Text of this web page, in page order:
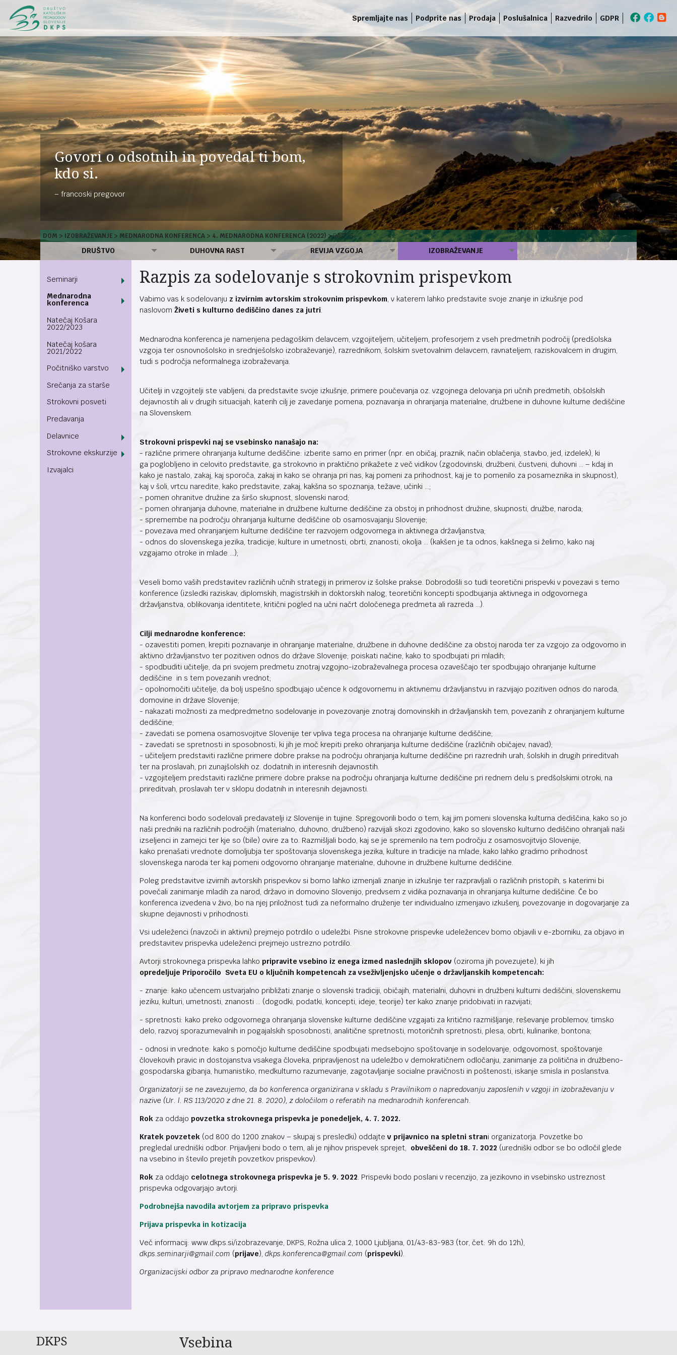
Spremljajte nas Podprite nas Prodaja Poslušalnica Razvedrilo GDPR
Govori o odsotnih in povedal ti bom,
kdo si.
francoski pregovor
DOM IZOBRAŽEVANJE MEDNARODNA KONFERENCA 4. MEDNARODNA KONFERENCA (2022) RAZPIS
DRUŠTVO DUHOVNA RAST REVIJA VZGOJA IZOBRAŽEVANJE
Seminarji
Mednarodna
konferenca
Natečaj Košara
2022/2023
Natečaj košara
2021/2022
Počitniško varstvo
Srečanja za starše
Strokovni posveti
Predavanja
Delavnice
Strokovne ekskurzije
Izvajalci
Razpis za sodelovanje s strokovnim prispevkom
Vabimo vas k sodelovanju z izvirnim avtorskim strokovnim prispevkom, v katerem lahko predstavite svoje znanje in izkušnje pod
naslovomŽiveti s kulturno dediščino danes za jutri.
Mednarodna konferenca je namenjena pedagoškim delavcem, vzgojiteljem, učiteljem, profesorjem z vseh predmetnih področij (predšolska
vzgoja ter osnovnošolsko in srednješolsko izobraževanje), razrednikom, šolskim svetovalnim delavcem, ravnateljem, raziskovalcem in drugim,
tudi s področja neformalnega izobraževanja.
Učitelji in vzgojitelji ste vabljeni, da predstavite svoje izkušnje, primere poučevanja oz. vzgojnega delovanja pri učnih predmetih, obšolskih
dejavnostih ali v drugih situacijah, katerih cilj je zavedanje pomena, poznavanja in ohranjanja materialne, družbene in duhovne kulturne dediščine
na Slovenskem.
Strokovni prispevki naj se vsebinsko nanašajo na:
- različne primere ohranjanja kulturne dediščine: izberite samo en primer (npr. en običaj, praznik, način oblačenja, stavbo, jed, izdelek), ki
ga poglobljeno in celovito predstavite, ga strokovno in praktično prikažete z več vidikov (zgodovinski, družbeni, čustveni, duhovni … – kdaj in
kako je nastalo, zakaj, kaj sporoča, zakaj in kako se ohranja pri nas, kaj pomeni za prihodnost, kaj je to pomenilo za posameznika in skupnost),
kaj v šoli, vrtcu naredite, kako predstavite, zakaj, kakšna so spoznanja, težave, učinki …;
- pomen ohranitve družine za širšo skupnost, slovenski narod;
- pomen ohranjanja duhovne, materialne in družbene kulturne dediščine za obstoj in prihodnost družine, skupnosti, družbe, naroda;
- spremembe na področju ohranjanja kulturne dediščine ob osamosvajanju Slovenije;
- povezava med ohranjanjem kulturne dediščine ter razvojem odgovornega in aktivnega državljanstva;
- odnos do slovenskega jezika, tradicije, kulture in umetnosti, obrti, znanosti, okolja … (kakšen je ta odnos, kakšnega si želimo, kako naj
vzgajamo otroke in mlade …);
Veseli bomo vaših predstavitev različnih učnih strategij in primerov iz šolske prakse. Dobrodošli so tudi teoretični prispevki v povezavi s temo
konference (izsledki raziskav, diplomskih, magistrskih in doktorskih nalog, teoretični koncepti spodbujanja aktivnega in odgovornega
državljanstva, oblikovanja identitete, kritični pogled na učni načrt določenega predmeta ali razreda …).
Cilji mednarodne konference:
- ozavestiti pomen, krepiti poznavanje in ohranjanje materialne, družbene in duhovne dediščine za obstoj naroda ter za vzgojo za odgovorno in
aktivno državljanstvo ter pozitiven odnos do države Slovenije; poiskati načine, kako to spodbujati pri mladih;
- spodbuditi učitelje, da pri svojem predmetu znotraj vzgojno-izobraževalnega procesa ozaveščajo ter spodbujajo ohranjanje kulturne
dediščine in s tem povezanih vrednot;
- opolnomočiti učitelje, da bolj uspešno spodbujajo učence k odgovornemu in aktivnemu državljanstvu in razvijajo pozitiven odnos do naroda,
domovine in države Slovenije;
- nakazati možnosti za medpredmetno sodelovanje in povezovanje znotraj domovinskih in državljanskih tem, povezanih z ohranjanjem kulturne
dediščine;
- zavedati se pomena osamosvojitve Slovenije ter vpliva tega procesa na ohranjanje kulturne dediščine;
- zavedati se spretnosti in sposobnosti, ki jih je moč krepiti preko ohranjanja kulturne dediščine (različnih običajev, navad);
- učiteljem predstaviti različne primere dobre prakse na področju ohranjanja kulturne dediščine pri razrednih urah, šolskih in drugih prireditvah
ter na proslavah, pri zunajšolskih oz. dodatnih in interesnih dejavnostih.
- vzgojiteljem predstaviti različne primere dobre prakse na področju ohranjanja kulturne dediščine pri rednem delu s predšolskimi otroki, na
prireditvah, proslavah ter v sklopu dodatnih in interesnih dejavnosti.
Na konferenci bodo sodelovali predavatelji iz Slovenije in tujine. Spregovorili bodo o tem, kaj jim pomeni slovenska kulturna dediščina, kako so jo
naši predniki na različnih področjih (materialno, duhovno, družbeno) razvijali skozi zgodovino, kako so slovensko kulturno dediščino ohranjali naši
izseljenci in zamejci ter kje so (bile) ovire za to. Razmišljali bodo, kaj se je spremenilo na tem področju z osamosvojitvijo Slovenije,
kako prenašati vrednote domoljubja ter spoštovanja slovenskega jezika, kulture in tradicije na mlade, kako lahko gradimo prihodnost
slovenskega naroda ter kaj pomeni odgovorno ohranjanje materialne, duhovne in družbene kulturne dediščine.
Poleg predstavitve izvirnih avtorskih prispevkov si bomo lahko izmenjali znanje in izkušnje ter razpravljali o različnih pristopih, s katerimi bi
povečali zanimanje mladih za narod, državo in domovino Slovenijo, predvsem z vidika poznavanja in ohranjanja kulturne dediščine. Če bo
konferenca izvedena v živo, bo na njej priložnost tudi za neformalno druženje ter individualno izmenjavo izkušenj, povezovanje in dogovarjanje za
skupne dejavnosti v prihodnosti.
Vsi udeleženci (navzoči in aktivni) prejmejo potrdilo o udeležbi. Pisne strokovne prispevke udeležencev bomo objavili v e-zborniku, za objavo in
predstavitev prispevka udeleženci prejmejo ustrezno potrdilo.
Avtorji strokovnega prispevka lahko pripravite vsebino iz enega izmed naslednjih sklopov (oziroma jih povezujete), ki jih
opredeljuje Priporočilo Sveta EU o ključnih kompetencah za vseživljenjsko učenje o državljanskih kompetencah:
- znanje: kako učencem ustvarjalno približati znanje o slovenski tradiciji, običajih, materialni, duhovni in družbeni kulturni dediščini, slovenskemu
jeziku, kulturi, umetnosti, znanosti … (dogodki, podatki, koncepti, ideje, teorije) ter kako znanje pridobivati in razvijati;
- spretnosti: kako preko odgovornega ohranjanja slovenske kulturne dediščine vzgajati za kritično razmišljanje, reševanje problemov, timsko
delo, razvoj sporazumevalnih in pogajalskih sposobnosti, analitične spretnosti, motoričnih spretnosti, plesa, obrti, kulinarike, bontona;
- odnosi in vrednote: kako s pomočjo kulturne dediščine spodbujati medsebojno spoštovanje in sodelovanje, odgovornost, spoštovanje
človekovih pravic in dostojanstva vsakega človeka, pripravljenost na udeležbo v demokratičnem odločanju, zanimanje za politična in družbeno-
gospodarska gibanja, humanistiko, medkulturno razumevanje, zagotavljanje socialne pravičnosti in poštenosti, iskanje smisla in poslanstva.
Organizatorji se ne zavezujemo, da bo konferenca organizirana v skladu s Pravilnikom o napredovanju zaposlenih v vzgoji in izobraževanju v
nazive (Ur. l. RS 113/2020 z dne 21. 8. 2020), z določilom o referatih na mednarodnih konferencah.
Rok za oddajo povzetka strokovnega prispevka je ponedeljek, 4. 7. 2022.
Kratek povzetek (od 800 do 1200 znakov – skupaj s presledki) oddajte v prijavnico na spletni strani organizatorja. Povzetke bo
pregledal uredniški odbor. Prijavljeni bodo o tem, ali je njihov prispevek sprejet, obveščeni do 18. 7. 2022 (uredniški odbor se bo odločil glede
na vsebino in število prejetih povzetkov prispevkov).
Rok za oddajo celotnega strokovnega prispevka je 5. 9. 2022. Prispevki bodo poslani v recenzijo, za jezikovno in vsebinsko ustreznost
prispevka odgovarjajo avtorji.
Podrobnejša navodila avtorjem za pripravo prispevka
Prijava prispevka in kotizacija
Več informacij: www.dkps.si/izobrazevanje, DKPS, Rožna ulica 2, 1000 Ljubljana, 01/43-83-983 (tor, čet: 9h do 12h),
dkps.seminarji@gmail.com (prijave),dkps.konferenca@gmail.com (prispevki).
Organizacijski odbor za pripravo mednarodne konference
DKPS Vsebina